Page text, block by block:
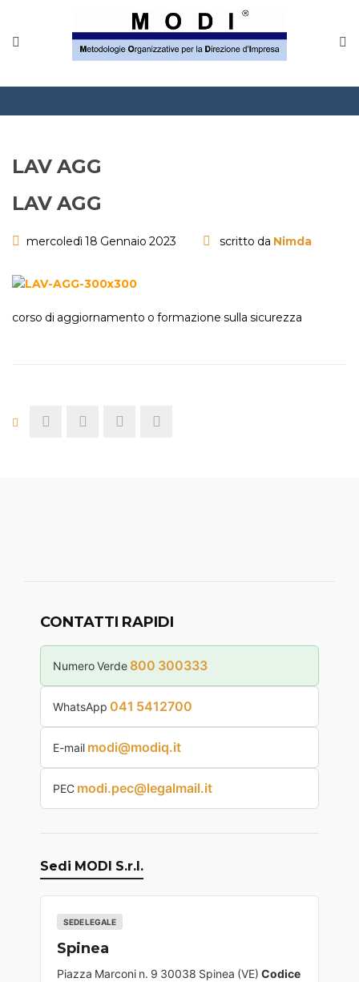
LAV AGG
LAV AGG
mercoledì 18 Gennaio 2023 scritto da Nimda
corso di aggiornamento o formazione sulla sicurezza
CONTATTI RAPIDI
Numero Verde 800 300333
WhatsApp 041 5412700
E-mail modi@modiq.it
PEC modi.pec@legalmail.it
Sedi MODI S.r.l.
SEDE LEGALE
Spinea
Piazza Marconi n. 9 30038 Spinea (VE) Codice